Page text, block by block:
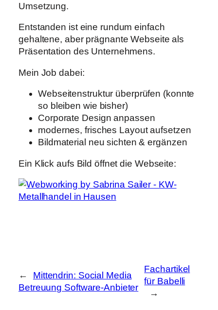
Umsetzung.
Entstanden ist eine rundum einfach
gehaltene, aber prägnante Webseite als
Präsentation des Unternehmens.
Mein Job dabei:
Webseitenstruktur überprüfen (konnte
so bleiben wie bisher)
Corporate Design anpassen
modernes, frisches Layout aufsetzen
Bildmaterial neu sichten & ergänzen
Ein Klick aufs Bild öffnet die Webseite:
←
Mittendrin: Social Media
Betreuung Software-Anbieter
Fachartikel
für Babelli
→